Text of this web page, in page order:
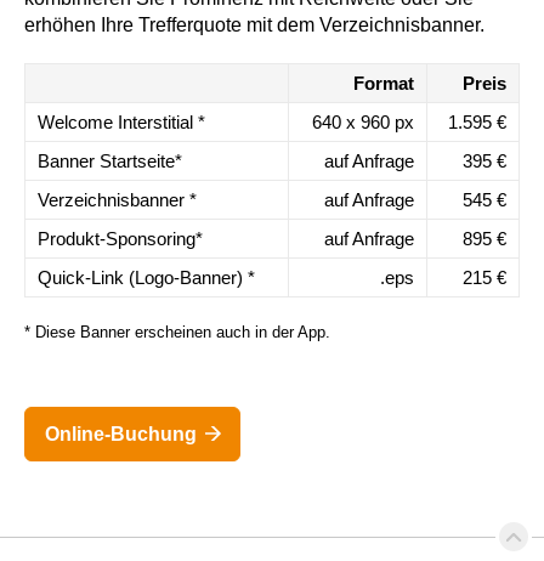
erhöhen Ihre Trefferquote mit dem Verzeichnisbanner.
Format
Preis
Welcome Interstitial *
640 x 960 px
1.595 €
Banner Startseite*
auf Anfrage
395 €
Verzeichnisbanner *
auf Anfrage
545 €
Produkt-Sponsoring*
auf Anfrage
895 €
Quick-Link (Logo-Banner) *
.eps 215 €
* Diese Banner erscheinen auch in der App.
Online-Buchung